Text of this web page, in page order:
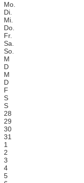
Mo.
Di.
Mi.
Do.
Fr.
Sa.
So.
M
D
M
D
F
S
S
28
29
30
31
1
2
3
4
5